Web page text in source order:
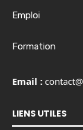
Emploi
Formation
Email :
LIENS UTILES